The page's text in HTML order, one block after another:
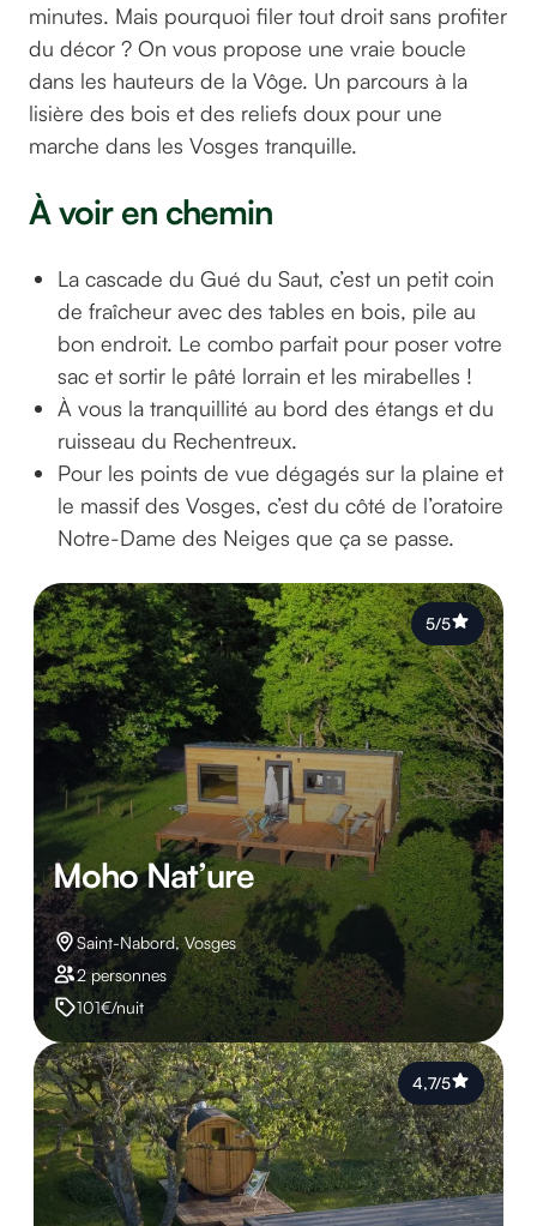
minutes. Mais pourquoi filer tout droit sans profiter
du décor ? On vous propose une vraie boucle
dans les hauteurs de la Vôge. Un parcours à la
lisière des bois et des reliefs doux pour une
marche dans les Vosges tranquille.
À voir en chemin
La cascade du Gué du Saut, c’est un petit coin
de fraîcheur avec des tables en bois, pile au
bon endroit. Le combo parfait pour poser votre
sac et sortir le pâté lorrain et les mirabelles !
À vous la tranquillité au bord des étangs et du
ruisseau du Rechentreux.
Pour les points de vue dégagés sur la plaine et
le massif des Vosges, c’est du côté de l’oratoire
Notre-Dame des Neiges que ça se passe.
Moho Nat’ure
Saint-Nabord, Vosges
2 personnes
101€/nuit
5/5
4,7/5